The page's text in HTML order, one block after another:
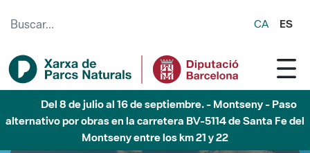
CA ES
Del 8 de julio al 16 de septiembre. - Montseny - Paso
alternativo por obras en la carretera BV-5114 de Santa Fe del
Montseny entre los km 21 y 22